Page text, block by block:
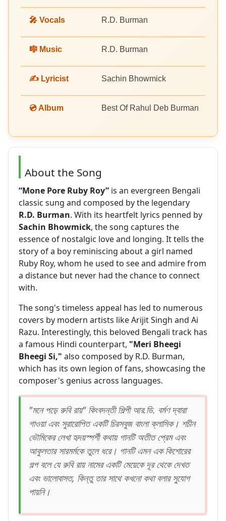
🎤 Vocals R.D. Burman
🎼 Music R.D. Burman
✍️ Lyricist Sachin Bhowmick
💿 Album Best Of Rahul Deb Burman
About the Song
“Mone Pore Ruby Roy” is an evergreen Bengali
classic sung and composed by the legendary
R.D. Burman. With its heartfelt lyrics penned by
Sachin Bhowmick, the song captures the
essence of nostalgic love and longing. It tells the
story of a boy reminiscing about a girl named
Ruby Roy, whom he used to see and admire from
a distance but never had the chance to connect
with.
The song's timeless appeal has led to numerous
covers by modern artists like Arijit Singh and Ai
Razu. Interestingly, this beloved Bengali track has
a famous Hindi counterpart, "Meri Bheegi
Bheegi Si," also composed by R.D. Burman,
which has its own legion of fans, showcasing the
composer's genius across languages.
"মনে পড়ে রুবি রায়" কিংবদন্তী শিল্পী আর.ডি. বর্মণ দ্বারা
গাওয়া এবং সুরারোপিত একটি চিরসবুজ বাংলা ক্লাসিক। শচীন
ভৌমিকের লেখা হৃদয়স্পর্শী কথায় গানটি অতীত প্রেম এবং
আকুলতার সারমর্মকে তুলে ধরে। গানটি এমন এক কিশোরের
গল্প বলে যে রুবি রায় নামের একটি মেয়েকে দূর থেকে দেখত
এবং ভালোবাসত, কিন্তু তার সাথে কখনো কথা বলার সুযোগ
পায়নি।